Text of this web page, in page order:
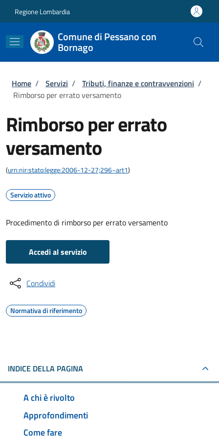
Regione Lombardia
Comune di Pessano con
Bornago
Briciole di pane
Home / Servizi / Tributi, finanze e contravvenzioni /
Rimborso per errato versamento
Rimborso per errato
versamento
(urn:nir:stato:legge:2006-12-27;296~art1)
Servizio attivo
Procedimento di rimborso per errato versamento
Accedi al servizio
Condividi
Normativa di riferimento
INDICE DELLA PAGINA
A chi è rivolto
Approfondimenti
Come fare